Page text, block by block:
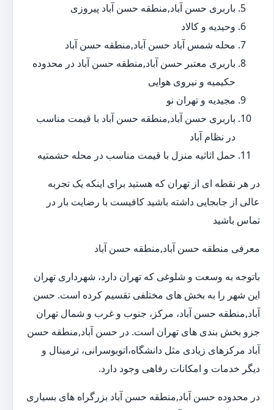
باربری حسن آباد,منطقه حسن آباد پیروزی
وحیدیه و کالاد
محله شمس آباد حسن آباد,منطقه حسن آباد
باربری معتبر حسن آباد,منطقه حسن آباد در محدوده
حکیمیه و نیروی هوایی
مجیدیه و تهران نو
باربری حسن آباد,منطقه حسن آباد با قیمت مناسب
در نظام آباد
حمل اثاثیه منزل با قیمت مناسب در محله حشمتیه
در هر نقطه ای از تهران که هستید برای اینکه یک تجربه
عالی از جابجایی داشته باشید کافیست با رضایت بار در
تماس باشید
معرفی منطقه حسن آباد,منطقه حسن آباد
باتوجه به وسعت و شلوغی که تهران دارد، شهرداری تهران
این شهر را به بخش های مختلفی تقسیم کرده است. حسن
آباد,منطقه حسن آباد، مرکز، جنوب و غرب و شمال تهران
جزو بخش بندی های تهران است. در حسن آباد,منطقه حسن
آباد مرکزهای زیادی مثل دانشگاه،اتوبوسرانی، ترمینال و
دیگر خدمات و امکانات رفاهی وجود دارد.
در محدوده حسن آباد,منطقه حسن آباد بزرگراه های بسیاری